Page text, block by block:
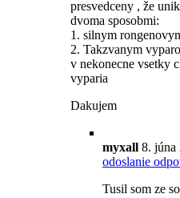
presvedceny , že
dvoma sposobmi:
1. silnym
2. Takzvanym
v nekonecne vsetky
vyparia
Dakujem
myxall 8. júna
odoslanie
Tusil som ze